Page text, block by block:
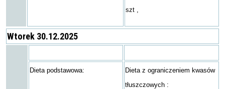
szt ,
Wtorek 30.12.2025
Dieta podstawowa:
Dieta z ograniczeniem kwasów
tłuszczowych :